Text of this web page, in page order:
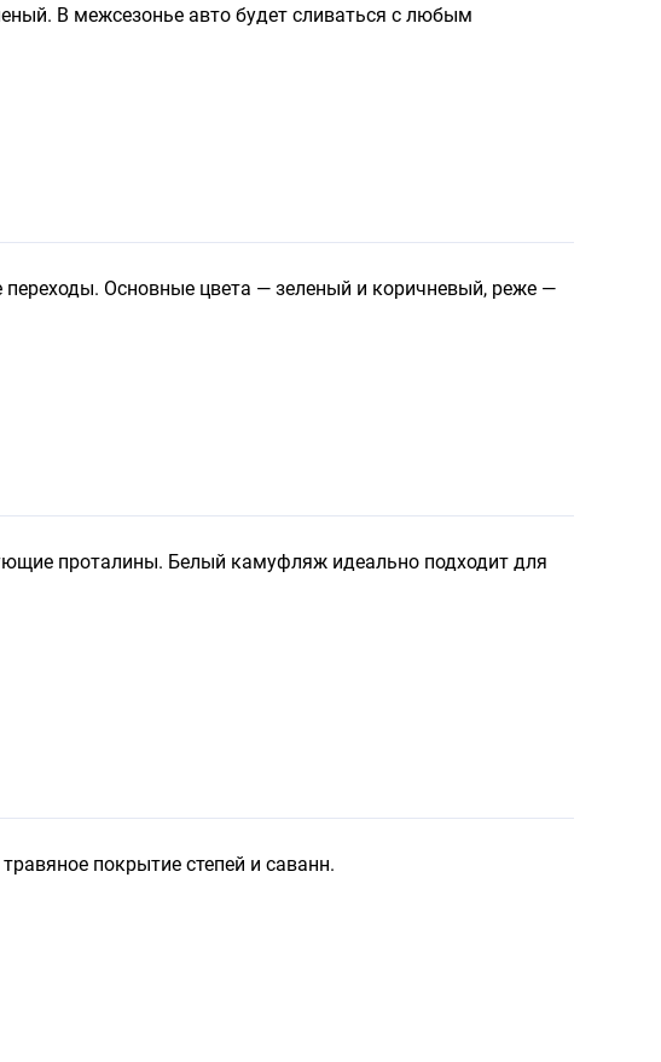
В межсезонье авто будет сливаться с любым
Основные цвета — зеленый и коричневый, реже —
проталины. Белый камуфляж идеально подходит для
покрытие степей и саванн.